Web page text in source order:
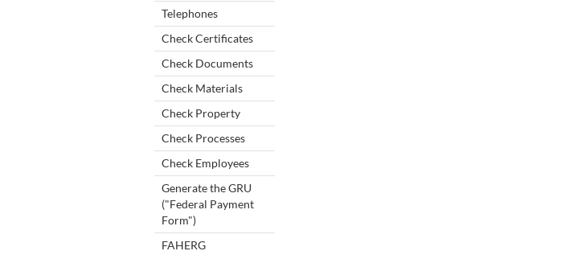
Telephones
Check Certificates
Check Documents
Check Materials
Check Property
Check Processes
Check Employees
Generate the GRU
("Federal Payment
Form")
FAHERG